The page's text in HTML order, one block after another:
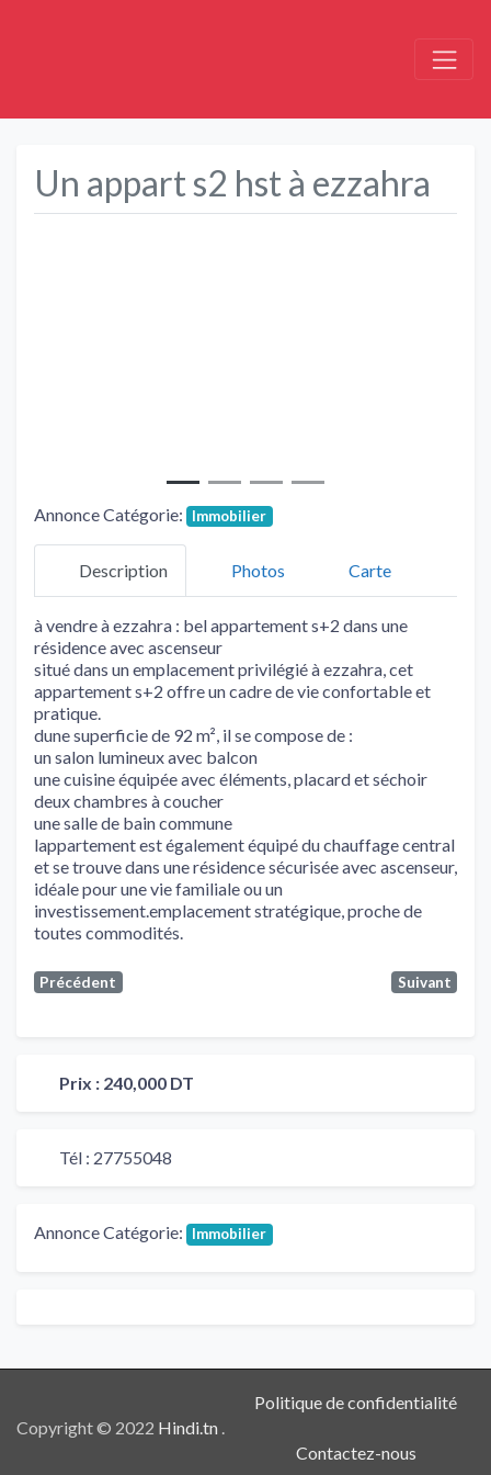
Un appart s2 hst à ezzahra
Annonce Catégorie: Immobilier
Description Photos Carte
à vendre à ezzahra : bel appartement s+2 dans une
résidence avec ascenseur
situé dans un emplacement privilégié à ezzahra, cet
appartement s+2 offre un cadre de vie confortable et
pratique.
dune superficie de 92 m², il se compose de :
un salon lumineux avec balcon
une cuisine équipée avec éléments, placard et séchoir
deux chambres à coucher
une salle de bain commune
lappartement est également équipé du chauffage central
et se trouve dans une résidence sécurisée avec ascenseur,
idéale pour une vie familiale ou un
investissement.emplacement stratégique, proche de
toutes commodités.
Précédent Suivant
Prix : 240,000 DT
Tél : 27755048
Annonce Catégorie: Immobilier
Copyright © 2022 Hindi.tn .
Politique de confidentialité
Contactez-nous